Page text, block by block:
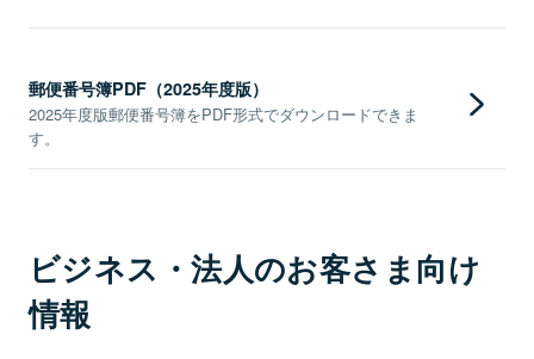
郵便番号簿PDF（2025年度版）
2025年度版郵便番号簿をPDF形式でダウンロードできま
す。
ビジネス・法人のお客さま向け
情報